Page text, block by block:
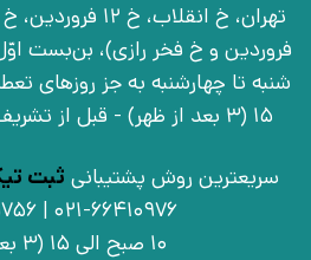
15 (3 بعد از ظهر) - قبل از تشریف آوردن تماس بگیرید
سریعترین روش پشتیبانی ثبت
021-66410976 | 09030925756
10 صبح الی 15 (3 بعد از ظهر)